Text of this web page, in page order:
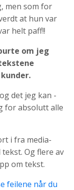
men som for
at hun var
helt paff!!
om jeg
det jeg kan -
for absolutt alle
i fra media-
Og flere av
om tekst.
feilene når du